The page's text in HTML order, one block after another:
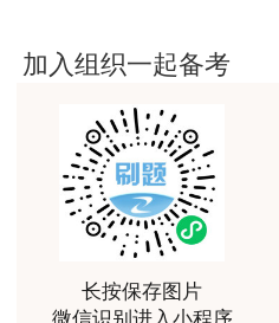
听他的课过的！
客户回复迅速，热心解答
用户m2****88
讲得好
林老师讲得非常好！
加入组织一起备考
长按保存图片